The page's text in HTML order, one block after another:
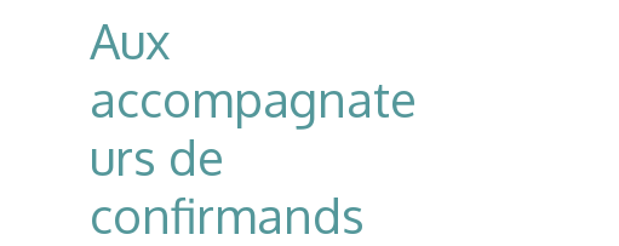
Aux
accompagnate
urs de
confirmands